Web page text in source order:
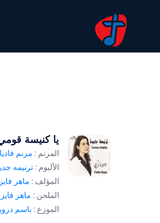
يا كنيسة
المرنم : مرنم
الألبوم : ترنيمه
المؤلف : ماهر فايز
الملحن : ماهر فايز
الموزع : باسم